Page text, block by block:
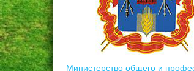
Министерство общего и